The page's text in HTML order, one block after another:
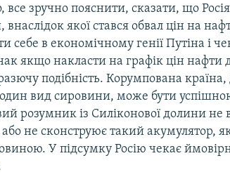
зручно пояснити, сказати, що
якої стався обвал цін на
себе в економічному генії Путіна і
якщо накласти на графік цін нафти
подібність. Корумпована країна,
вид сировини, може бути
розумник із Силіконової долини не
не сконструює такий акумулятор,
У підсумку Росію чекає